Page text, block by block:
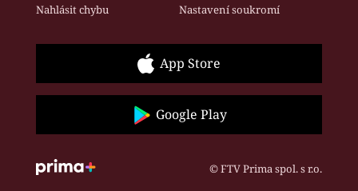
Nahlásit chybu Nastavení soukromí
App Store
Google Play
© FTV Prima spol. s r.o.